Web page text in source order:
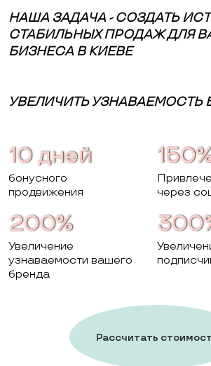
НАША ЗАДАЧА - СОЗДАТЬ
СТАБИЛЬНЫХ ПРОДАЖ ДЛЯ
БИЗНЕСА В КИЕВЕ
УВЕЛИЧИТЬ УЗНАВАЕМОСТЬ
10 дней
бонусного
продвижения
через
200%
Увеличение
узнаваемости вашего
бренда
Рассчитать